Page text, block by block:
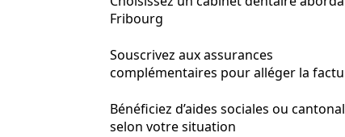
Fribourg
Souscrivez aux assurances
complémentaires pour alléger la
Bénéficiez d’aides sociales ou
selon votre situation